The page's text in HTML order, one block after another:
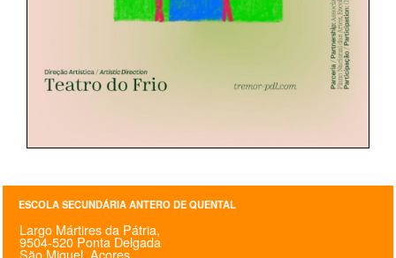
ESCOLA SECUNDÁRIA ANTERO DE QUENTAL
Largo Mártires da Pátria,
9504-520 Ponta Delgada
São Miguel, Açores